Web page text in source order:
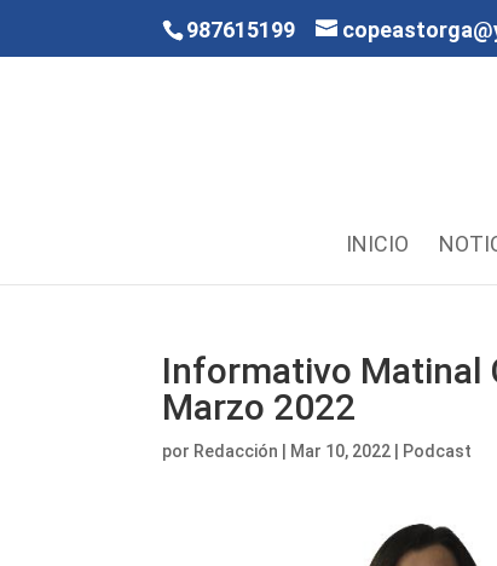
987615199
INICIO
Informativo Matinal
Marzo 2022
por Redacción Mar 10, 2022 Podcast